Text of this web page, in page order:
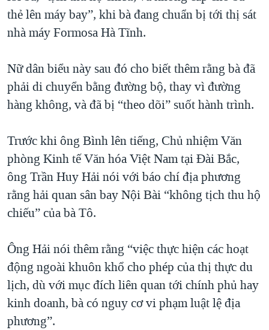
thẻ lên máy bay”, khi bà đang chuẩn bị tới thị sát
nhà máy Formosa Hà Tĩnh.
Nữ dân biểu này sau đó cho biết thêm rằng bà đã
phải di chuyển bằng đường bộ, thay vì đường
hàng không, và đã bị “theo dõi” suốt hành trình.
Trước khi ông Bình lên tiếng, Chủ nhiệm Văn
phòng Kinh tế Văn hóa Việt Nam tại Đài Bắc,
ông Trần Huy Hải nói với báo chí địa phương
rằng hải quan sân bay Nội Bài “không tịch thu hộ
chiếu” của bà Tô.
Ông Hải nói thêm rằng “việc thực hiện các hoạt
động ngoài khuôn khổ cho phép của thị thực du
lịch, dù với mục đích liên quan tới chính phủ hay
kinh doanh, bà có nguy cơ vi phạm luật lệ địa
phương”.